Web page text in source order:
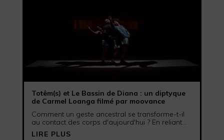
Totêm(s) et Le Bassin de Diana : un diptyque
de Carmel Loanga filmé par moovance
Comment un geste ancestral se transforme-t-il
au contact des corps d'aujourd'hui ? En reliant...
LIRE PLUS